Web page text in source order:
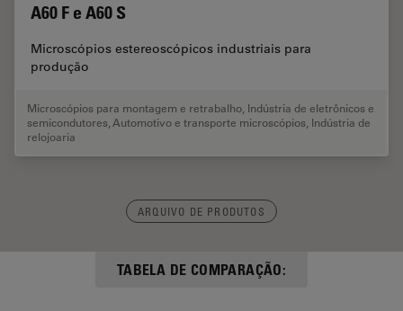
A60 F e A60 S
Microscópios estereoscópicos industriais para
produção
Microscópios para montagem e retrabalho Indústria de eletrônicos e
semicondutores Automotivo e transporte microscópios Indústria de
relojoaria
ARQUIVO DE PRODUTOS
TABELA DE COMPARAÇÃO: